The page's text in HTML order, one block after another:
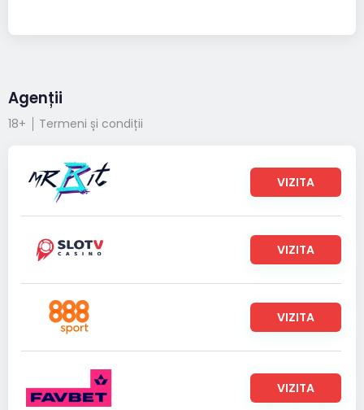
Agenții
18+ Termeni și condiții
VIZITA
VIZITA
VIZITA
VIZITA